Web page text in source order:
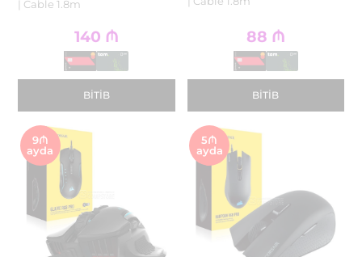
| Cable 1.8m
140 ₼
BITIB
88 ₼
BITIB
9₼
ayda
5₼
ayda